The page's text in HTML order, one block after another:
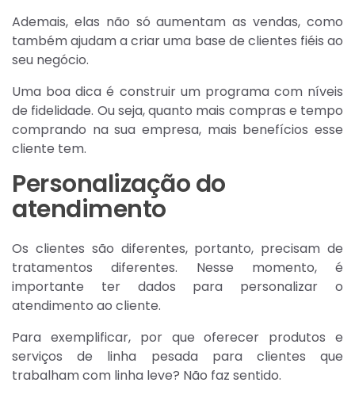
Ademais, elas não só aumentam as vendas, como
também ajudam a criar uma base de clientes fiéis ao
seu negócio.
Uma boa dica é construir um programa com níveis
de fidelidade. Ou seja, quanto mais compras e tempo
comprando na sua empresa, mais benefícios esse
cliente tem.
Personalização do
atendimento
Os clientes são diferentes, portanto, precisam de
tratamentos diferentes. Nesse momento, é
importante ter dados para personalizar o
atendimento ao cliente.
Para exemplificar, por que oferecer produtos e
serviços de linha pesada para clientes que
trabalham com linha leve? Não faz sentido.